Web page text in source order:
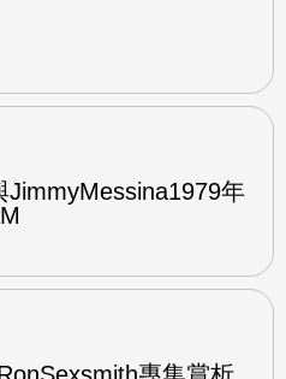
JimmyMessina1979年